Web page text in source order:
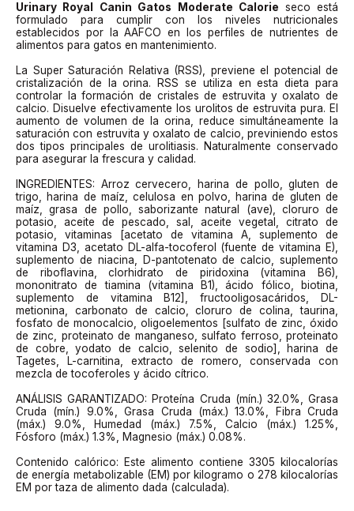
Urinary Royal Canin Gatos Moderate Calorie seco está
formulado para cumplir con los niveles nutricionales
establecidos por la AAFCO en los perfiles de nutrientes de
alimentos para gatos en mantenimiento.
La Super Saturación Relativa (RSS), previene el potencial de
cristalización de la orina. RSS se utiliza en esta dieta para
controlar la formación de cristales de estruvita y oxalato de
calcio. Disuelve efectivamente los urolitos de estruvita pura. El
aumento de volumen de la orina, reduce simultáneamente la
saturación con estruvita y oxalato de calcio, previniendo estos
dos tipos principales de urolitiasis. Naturalmente conservado
para asegurar la frescura y calidad.
INGREDIENTES: Arroz cervecero, harina de pollo, gluten de
trigo, harina de maíz, celulosa en polvo, harina de gluten de
maíz, grasa de pollo, saborizante natural (ave), cloruro de
potasio, aceite de pescado, sal, aceite vegetal, citrato de
potasio, vitaminas [acetato de vitamina A, suplemento de
vitamina D3, acetato DL-alfa-tocoferol (fuente de vitamina E),
suplemento de niacina, D-pantotenato de calcio, suplemento
de riboflavina, clorhidrato de piridoxina (vitamina B6),
mononitrato de tiamina (vitamina B1), ácido fólico, biotina,
suplemento de vitamina B12], fructooligosacáridos, DL-
metionina, carbonato de calcio, cloruro de colina, taurina,
fosfato de monocalcio, oligoelementos [sulfato de zinc, óxido
de zinc, proteinato de manganeso, sulfato ferroso, proteinato
de cobre, yodato de calcio, selenito de sodio], harina de
Tagetes, L-carnitina, extracto de romero, conservada con
mezcla de tocoferoles y ácido cítrico.
ANÁLISIS GARANTIZADO: Proteína Cruda (mín.) 32.0%, Grasa
Cruda (mín.) 9.0%, Grasa Cruda (máx.) 13.0%, Fibra Cruda
(máx.) 9.0%, Humedad (máx.) 7.5%, Calcio (máx.) 1.25%,
Fósforo (máx.) 1.3%, Magnesio (máx.) 0.08%.
Contenido calórico: Este alimento contiene 3305 kilocalorías
de energía metabolizable (EM) por kilogramo o 278 kilocalorías
EM por taza de alimento dada (calculada).